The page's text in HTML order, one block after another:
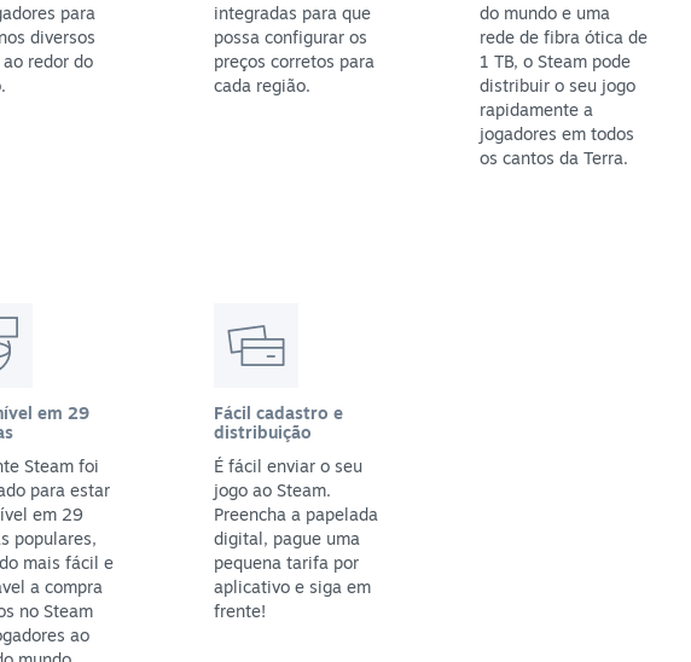
para
diversos
redor do
integradas para que
possa configurar os
preços corretos para
cada região.
do mundo e uma
rede de fibra ótica de
1 TB, o Steam pode
distribuir o seu jogo
rapidamente a
jogadores em todos
os cantos da Terra.
em 29
Steam foi
para estar
em 29
populares,
mais fácil e
a compra
no Steam
ao
Fácil cadastro e
distribuição
É fácil enviar o seu
jogo ao Steam.
Preencha a papelada
digital, pague uma
pequena tarifa por
aplicativo e siga em
frente!